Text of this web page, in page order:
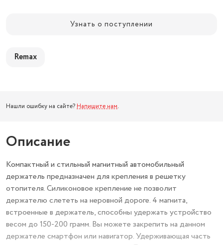
Узнать о поступлении
Remax
Нашли ошибку на сайте? Напишите нам.
Описание
Компактный и стильный магнитный автомобильный
держатель предназначен для крепления в решетку
отопителя. Силиконовое крепление не позволит
держателю слететь на неровной дороге. 4 магнита,
встроенные в держатель, способны удержать устройство
весом до 150-200 грамм. Вы можете закрепить на данном
держателе смартфон или навигатор. Удерживающая часть